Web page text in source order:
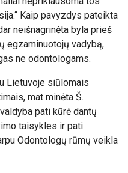
Kaip pavyzdys pateikta
neišnagrinėta byla prieš
egzaminuotojų vadybą,
ne odontologams.
Lietuvoje siūlomais
mat minėta Š.
pati kūrė dantų
taisykles ir pati
Odontologų rūmų veikla